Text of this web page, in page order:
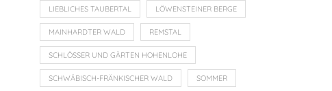
LIEBLICHES TAUBERTAL LÖWENSTEINER BERGE
MAINHARDTER WALD REMSTAL
SCHLÖSSER UND GÄRTEN HOHENLOHE
SCHWÄBISCH-FRÄNKISCHER WALD SOMMER